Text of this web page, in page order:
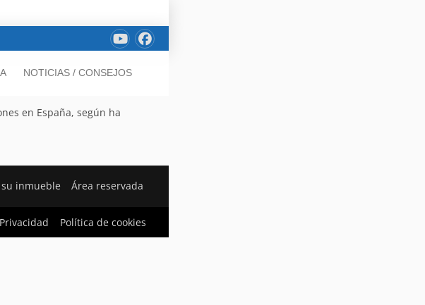
NOTICIAS / CONSEJOS
en España, según ha
inmueble Área reservada
Política de cookies